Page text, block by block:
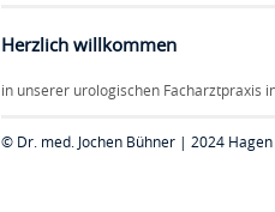
Herzlich willkommen
in unserer urologischen Facharztpraxis
© Dr. med. Jochen Bühner | 2024